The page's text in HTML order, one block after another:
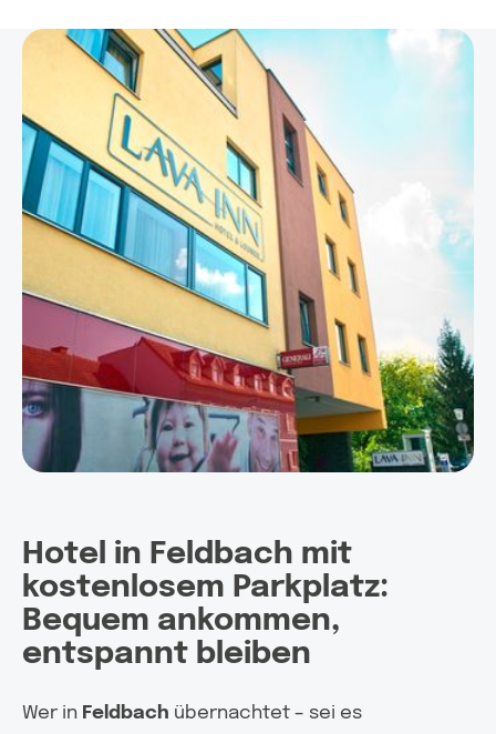
Hotel in Feldbach mit
kostenlosem Parkplatz:
Bequem ankommen,
entspannt bleiben
Wer in Feldbach übernachtet – sei es